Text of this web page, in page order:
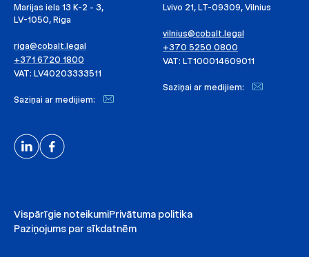
Marijas iela 13 K-2 - 3,
LV-1050, Riga
riga@cobalt.legal
+371 6720 1800
VAT: LV40203333511
Saziņai ar medijiem:
Lvivo 21, LT-09309, Vilnius
vilnius@cobalt.legal
+370 5250 0800
VAT: LT100014609011
Saziņai ar medijiem:
Vispārīgie noteikumiPrivātuma politika
Paziņojums par sīkdatnēm